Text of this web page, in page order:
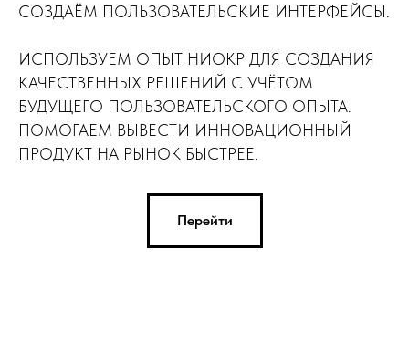
СОЗДАЁМ ПОЛЬЗОВАТЕЛЬСКИЕ ИНТЕРФЕЙСЫ.
ИСПОЛЬЗУЕМ ОПЫТ НИОКР ДЛЯ СОЗДАНИЯ
КАЧЕСТВЕННЫХ РЕШЕНИЙ С УЧЁТОМ
БУДУЩЕГО ПОЛЬЗОВАТЕЛЬСКОГО ОПЫТА.
ПОМОГАЕМ ВЫВЕСТИ ИННОВАЦИОННЫЙ
ПРОДУКТ НА РЫНОК БЫСТРЕЕ.
Перейти